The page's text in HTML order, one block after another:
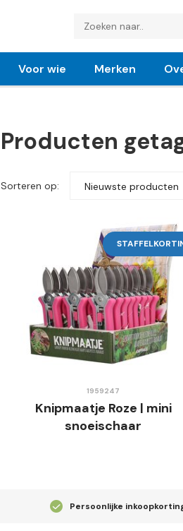
Voor wie Merken
Producten
Sorteren op: Nieuwste producten
1959247
Knipmaatje Roze | mini
snoeischaar
Persoonlijke